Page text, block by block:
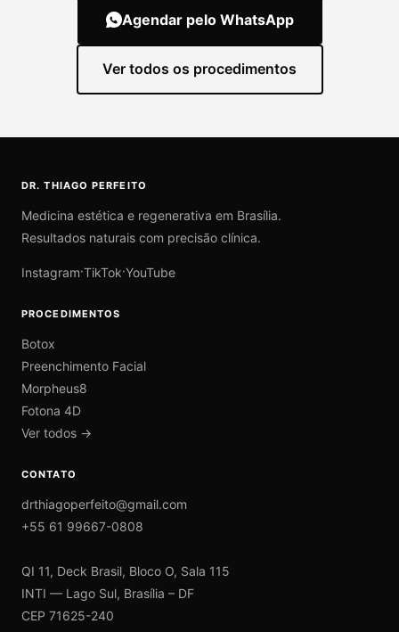
Agendar pelo WhatsApp
Ver todos os procedimentos
DR. THIAGO PERFEITO
Medicina estética e regenerativa em Brasília.
Resultados naturais com precisão clínica.
Instagram·TikTok·YouTube
PROCEDIMENTOS
Botox
Preenchimento Facial
Morpheus8
Fotona 4D
Ver todos →
CONTATO
drthiagoperfeito@gmail.com
+55 61 99667-0808
QI 11, Deck Brasil, Bloco O, Sala 115
INTI — Lago Sul, Brasília – DF
CEP 71625-240